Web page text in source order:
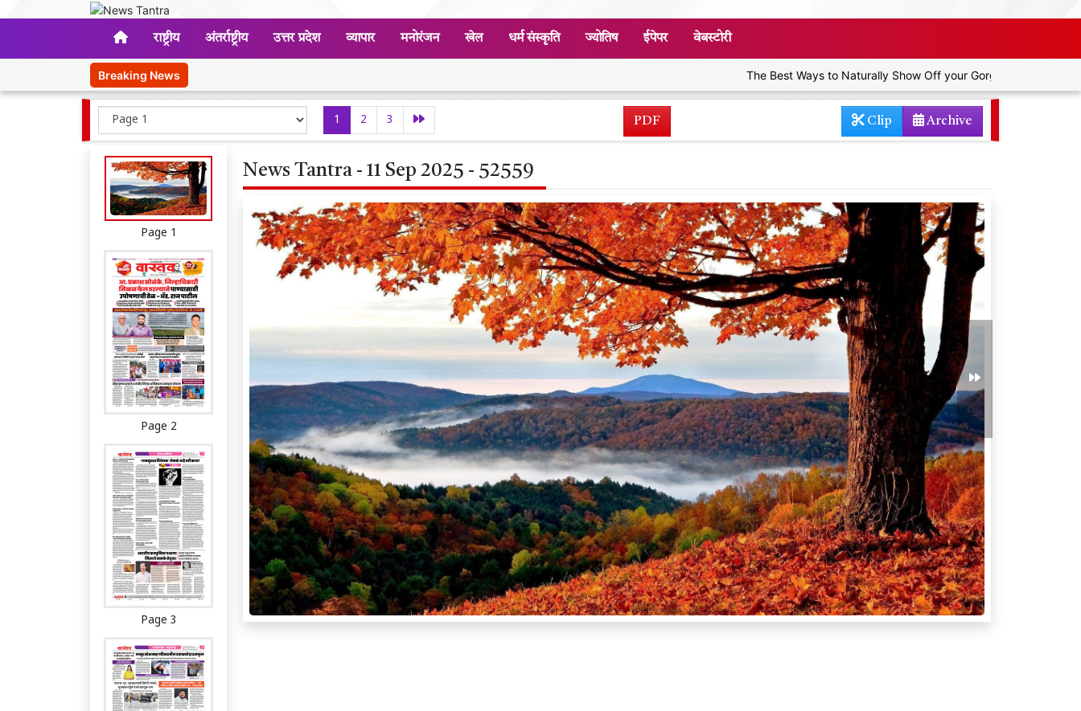
राष्ट्रीय अंतर्राष्ट्रीय उत्तर प्रदेश व्यापार मनोरंजन खेल धर्म संस्कृति ज्योतिष ईपेपर वेबस्टोरी
Breaking News The Best Ways to Naturally Show Off your Gorgeous Worked Body
1 2 3 PDF Archive
Clip
Page 1
Page 2
Page 3
News Tantra - 11 Sep 2025 - 52559